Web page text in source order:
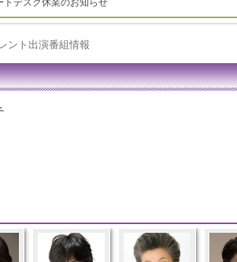
トデスク休業のお知らせ
ント出演番組情報